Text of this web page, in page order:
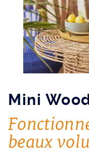
Mini
beaux